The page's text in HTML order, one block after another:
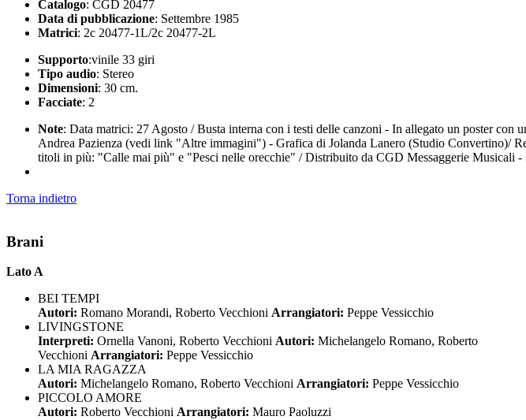
Catalogo: CGD 20477
Data di pubblicazione: Settembre 1985
Matrici: 2c 20477-1L/2c 20477-2L
Supporto:vinile 33 giri
Tipo audio: Stereo
Dimensioni: 30 cm.
Facciate: 2
Note: Data matrici: 27 Agosto / Busta interna con i testi delle canzoni - In allegato un poster
Andrea Pazienza (vedi link "Altre immagini") - Grafica di Jolanda Lanero (Studio Convertino)/
titoli in più: "Calle mai più" e "Pesci nelle orecchie" / Distribuito da CGD Messaggerie Musicali
Torna indietro
Brani
Lato A
BEI TEMPI
Autori: Romano Morandi, Roberto Vecchioni Arrangiatori: Peppe Vessicchio
LIVINGSTONE
Interpreti: Ornella Vanoni, Roberto Vecchioni Autori: Michelangelo Romano, Roberto
Vecchioni Arrangiatori: Peppe Vessicchio
LA MIA RAGAZZA
Autori: Michelangelo Romano, Roberto Vecchioni Arrangiatori: Peppe Vessicchio
PICCOLO AMORE
Autori: Roberto Vecchioni Arrangiatori: Mauro Paoluzzi